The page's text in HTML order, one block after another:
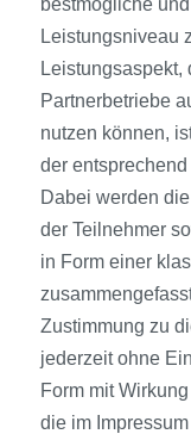
Leistungsniveau
Partnerbetriebe
nutzen können,
der
Dabei werden
der Teilnehmer
in Form einer
Zustimmung zu
jederzeit ohne
Form mit
die im